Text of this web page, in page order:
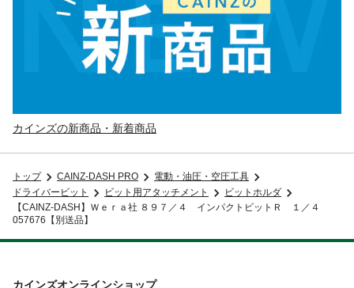
カインズの新商品・新着商品
トップ CAINZ-DASH PRO
電動・油圧・空圧工具
ドライバービット
ビット用アタッチメント
ビットホルダ
【CAINZ-DASH】Ｗｅｒａ社 ８９７／４ インパクトビットＲ １／４
057676【別送品】
カインズオンラインショップ